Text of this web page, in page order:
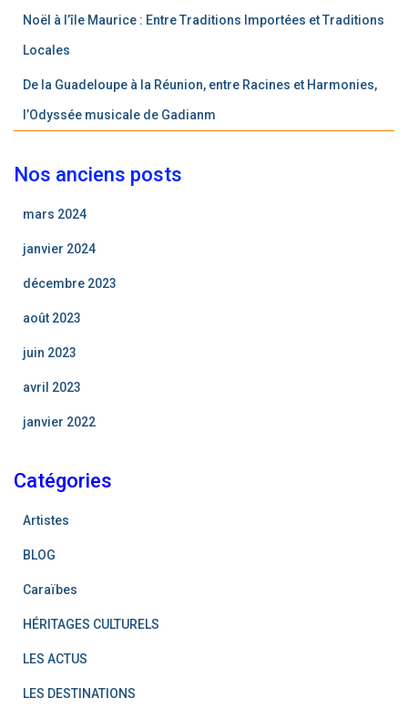
Noël à l’île Maurice : Entre Traditions Importées et Traditions
Locales
De la Guadeloupe à la Réunion, entre Racines et Harmonies,
l’Odyssée musicale de Gadianm
Nos anciens posts
mars 2024
janvier 2024
décembre 2023
août 2023
juin 2023
avril 2023
janvier 2022
Catégories
Artistes
BLOG
Caraïbes
HÉRITAGES CULTURELS
LES ACTUS
LES DESTINATIONS